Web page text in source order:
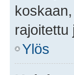
rajoitettu
Ylös